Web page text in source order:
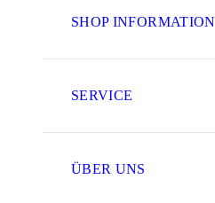
SHOP INFORMATION
SERVICE
ÜBER UNS